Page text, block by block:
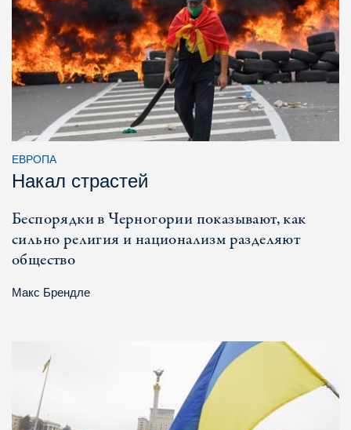
ЕВРОПА
Накал страстей
Беспорядки в Черногории показывают, как
сильно религия и национализм разделяют
общество
Макс Брендле